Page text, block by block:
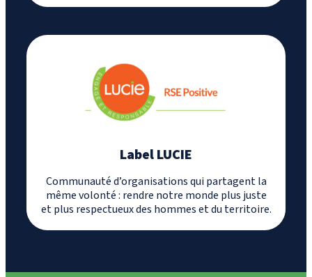
Label LUCIE
Communauté d’organisations qui partagent la
même volonté : rendre notre monde plus juste
et plus respectueux des hommes et du territoire.